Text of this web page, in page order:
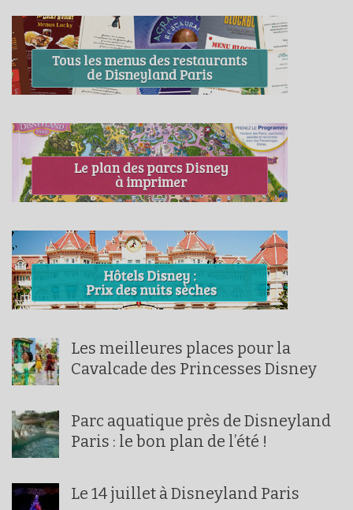
Les meilleures places pour la
Cavalcade des Princesses Disney
Parc aquatique près de Disneyland
Paris : le bon plan de l’été !
Le 14 juillet à Disneyland Paris